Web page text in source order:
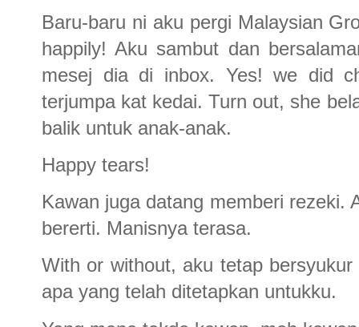
Baru-baru ni aku pergi Malaysian
happily! Aku sambut dan
mesej dia di inbox. Yes! we did
terjumpa kat kedai. Turn out, she
balik untuk anak-anak.
Happy tears!
Kawan juga datang memberi rezeki.
bererti. Manisnya terasa.
With or without, aku tetap
apa yang telah ditetapkan untukku.